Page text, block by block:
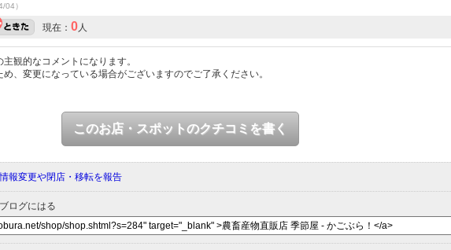
）
現在： 0人
観的なコメントになります。
、変更になっている場合がございますのでご了承ください。
このお店・スポットのクチコミを書く
報変更や閉店・移転を報告
ログにはる